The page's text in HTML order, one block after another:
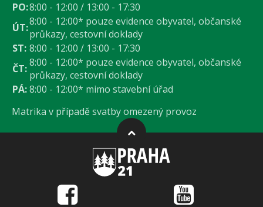
PO:8:00 - 12:00 / 13:00 - 17:30
ÚT:8:00 - 12:00* pouze evidence obyvatel, občanské
průkazy, cestovní doklady
ST: 8:00 - 12:00 / 13:00 - 17:30
ČT:8:00 - 12:00* pouze evidence obyvatel, občanské
průkazy, cestovní doklady
PÁ:8:00 - 12:00* mimo stavební úřad
Matrika v případě svatby omezený provoz